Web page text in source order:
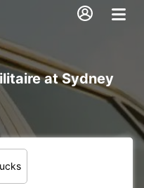
at Sydney